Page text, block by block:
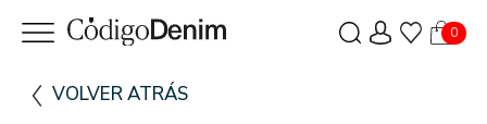
0
VOLVER ATRÁS